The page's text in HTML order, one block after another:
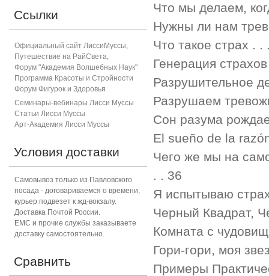
Что мы делаем,
Нужны ли нам
Что такое страх .
Генерация
Разрушительное
Разрушаем
Сон разума
El sueño de la
Чего же мы на
. . 36
Я испытываю
Черный Квадрат,
Комната с
Гори-гори, моя
Примеры
Ссылки
Официальный сайт ЛиссиМуссы,
Путешествие на РайСвета,
Форум "Академия Волшебных Наук"
Программа Красоты и Стройности
Форум Фигурок и Здоровья
Семинары-вебинары Лисси Муссы
Статьи Лисси Муссы
Арт-Академия Лисси Муссы
Условия доставки
Самовывоз только из Павловского
посада - договариваемся о времени,
курьер подвезет к жд-вокзалу.
Доставка Почтой России.
ЕМС и прочие службы заказываете
доставку самостоятельно.
Сравнить